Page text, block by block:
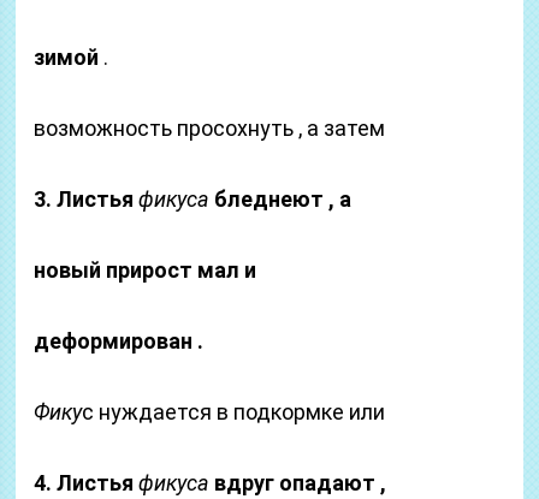
зимой .
возможность просохнуть , а затем
3. Листьяфикуса бледнеют , а
новый прирост мал и
деформирован .
Фикус нуждается в подкормке или
4. Листьяфикуса вдруг опадают ,